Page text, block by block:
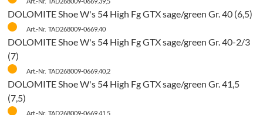
DOLOMITE Shoe W's 54 High Fg GTX sage/green Gr. 40 (6,5)
Art.-Nr. TAD268009-0669.40
DOLOMITE Shoe W's 54 High Fg GTX sage/green Gr. 40-2/3
(7)
Art.-Nr. TAD268009-0669.40,2
DOLOMITE Shoe W's 54 High Fg GTX sage/green Gr. 41,5
(7,5)
Art.-Nr. TAD268009-0669.41,5